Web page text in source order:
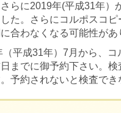
らに2019年(平成31年）
た。さらにコルポスコ
合わなくなる可能性があ
平成31年）7月から、コ
までに御予約下さい。
予約されないと検査で